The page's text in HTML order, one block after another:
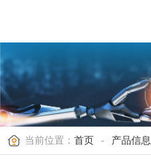
当前位置： 首页 - 产品信息